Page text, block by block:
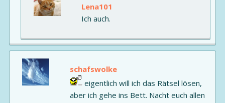
Lena101
Ich auch.
schafswolke
eigentlich will ich das Rätsel lösen,
aber ich gehe ins Bett. Nacht euch allen